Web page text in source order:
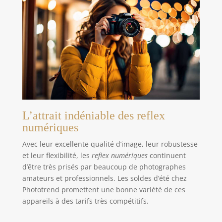
degrés en diagonale, pour une composition
précise, ce qui le rend adapté à un large éventail
de prises de vue, notamment l’architecture
sélective, les paysages, les portraits, les sports à
courte distance et la photographie de théâtre.
Mise à jour du microprogramme : En cas de
dysfonctionnement de l’autofocus, vous pouvez
mettre à jour le micrologiciel en ligne. Les objectifs
Meike utilisent une interface de type C, et le
dernier micrologiciel est disponible en
téléchargement sur le site officiel de Meike (mises
à jour en temps réel) ; cette fonctionnalité n’est
prise en charge que sur les appareils Android, et
non sur les appareils Apple (Mac).
L’attrait indéniable des reflex
numériques
Avec leur excellente qualité d’image, leur robustesse
et leur flexibilité, les reflex numériquescontinuent
d’être très prisés par beaucoup de photographes
amateurs et professionnels. Les soldes d’été chez
Phototrend promettent une bonne variété de ces
appareils à des tarifs très compétitifs.